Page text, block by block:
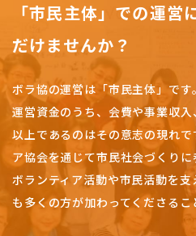
「市民主体」での運営
だけませんか？
ボラ協の運営は「市民主体」です。
運営資金のうち、会費や事業収入
以上であるのはその意志の現れで
ア協会を通じて市民社会づくりに
ボランティア活動や市民活動を
も多くの方が加わってくださるこ